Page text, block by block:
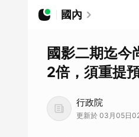
國內
國影二期迄今
2倍，須重提預
行政院
更新於 03月05日